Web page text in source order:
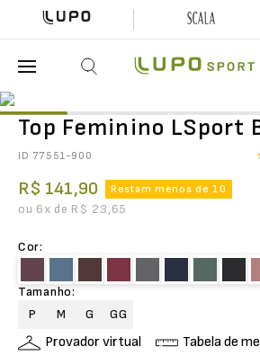
Top Feminino LSport
ID 77551-900
R$ 141,90 Restam menos de 10
ou 6x de R$ 23,65
Cor:
Tamanho:
P
M G GG
Provador virtual Tabela de